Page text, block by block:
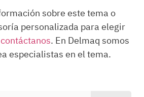
sobre este tema o
personalizada para elegir
contáctanos. En Delmaq somos
especialistas en el tema.